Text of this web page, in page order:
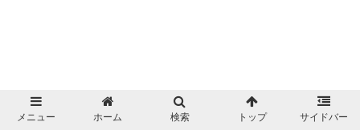
メニュー ホーム 検索 トップ サイドバー